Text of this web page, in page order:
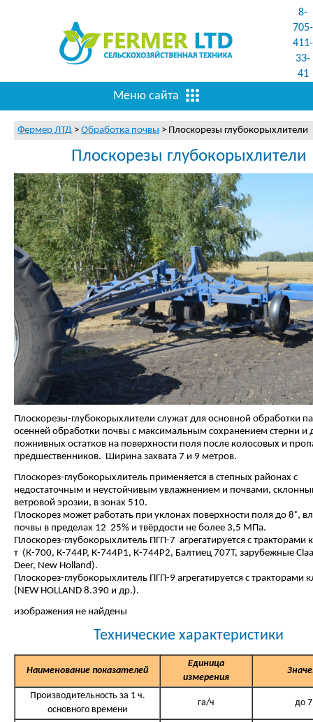
8-
705-
411-
33-
41
Меню сайта
Фермер ЛТД > Обработка почвы > Плоскорезы глубокорыхлители
Плоскорезы глубокорыхлители
Плоскорезы-глубокорыхлители служат для основной обработки
осенней обработки почвы с максимальным сохранением стерни и
пожнивных остатков на поверхности поля после колосовых и
предшественников. Ширина захвата 7 и 9 метров.
Плоскорез-глубокорыхлитель применяется в степных районах с
недостаточным и неустойчивым увлажнением и почвами,
ветровой эрозии, в зонах 510.
Плоскорез может работать при уклонах поверхности поля до 8˚,
почвы в пределах 12 25% и твёрдости не более 3,5 МПа.
Плоскорез-глубокорыхлитель ПГП-7 агрегатируется с тракторами
т (К-700, К-744Р, К-744Р1, К-744Р2, Балтиец 707Т, зарубежные
Deer, New Holland).
Плоскорез-глубокорыхлитель ПГП-9 агрегатируется с тракторами
(NEW HOLLAND 8.390 и др.).
изображения не найдены
Технические характеристики
Наименование показателей
Единица
измерения
Производительность за 1 ч.
основного времени
га/ч до